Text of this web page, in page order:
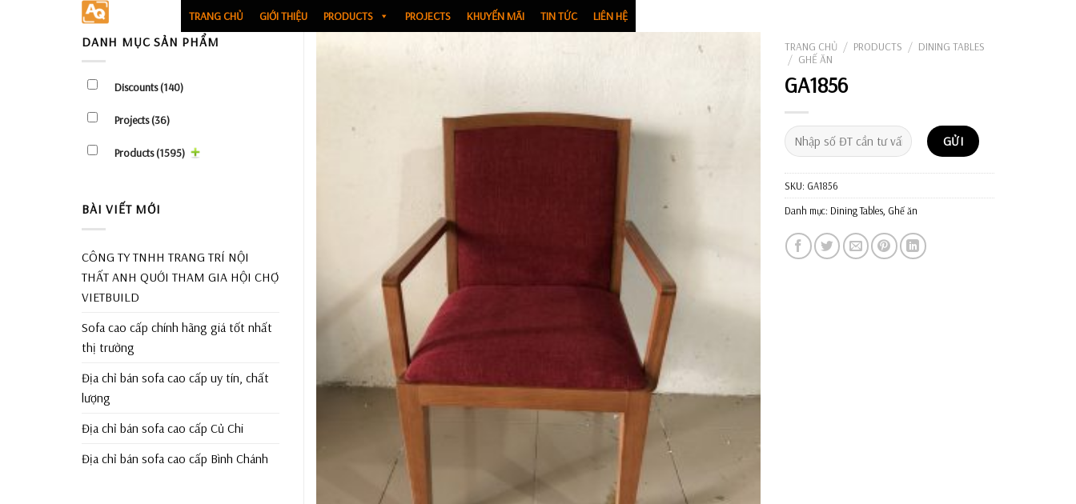
TRANG CHỦ GIỚI THIỆU PRODUCTS PROJECTS KHUYẾN MÃI TIN TỨC LIÊN HỆ
TRANG CHỦ / PRODUCTS / DINING TABLES
/ GHẾ ĂN
GA1856
SKU: GA1856
Danh mục: Dining Tables, Ghế ăn
DANH MỤC SẢN PHẨM
Discounts(140)
Projects(36)
Products(1595)
BÀI VIẾT MỚI
CÔNG TY TNHH TRANG TRÍ NỘI
THẤT ANH QUỚI THAM GIA HỘI CHỢ
VIETBUILD
Sofa cao cấp chính hãng giá tốt nhất
thị trường
Địa chỉ bán sofa cao cấp uy tín, chất
lượng
Địa chỉ bán sofa cao cấp Củ Chi
Địa chỉ bán sofa cao cấp Bình Chánh